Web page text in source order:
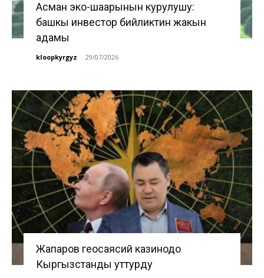
Асман эко-шаарынын курулушу:
башкы инвестор бийликтин жакын
адамы
kloopkyrgyz - 29/07/2026
Жапаров геосаясий казинодо
Кыргызстанды уттурду